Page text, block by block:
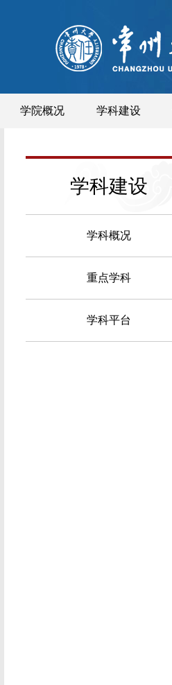
学院概况 学科建设
学科建设
学科概况
重点学科
学科平台